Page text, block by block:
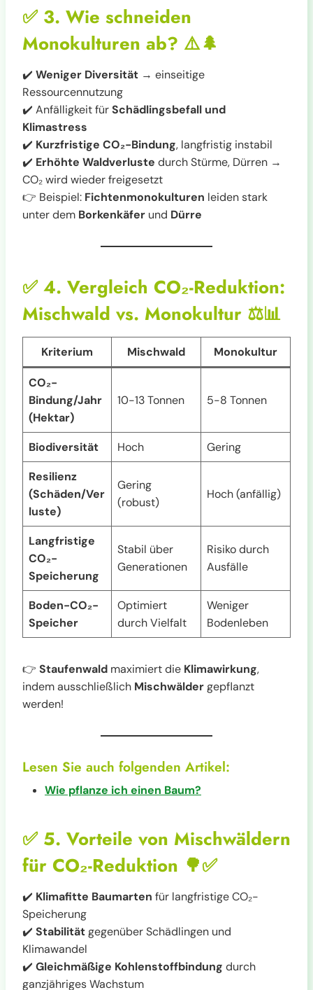
✅ 3. Wie schneiden
Monokulturen ab? ⚠️🌲
✔️ Weniger Diversität → einseitige
Ressourcennutzung
✔️ Anfälligkeit fürSchädlingsbefall und
Klimastress
✔️ Kurzfristige CO₂-Bindung, langfristig instabil
✔️ Erhöhte Waldverluste durch Stürme, Dürren →
CO₂ wird wieder freigesetzt
👉 Beispiel: Fichtenmonokulturen leiden stark
unter dem Borkenkäfer und Dürre
✅4. Vergleich CO₂-Reduktion:
Mischwald vs. Monokultur ⚖️📊
Kriterium Mischwald Monokultur
CO₂-
Bindung/Jahr
(Hektar)
10-13 Tonnen 5-8 Tonnen
Biodiversität Hoch
Gering
Resilienz
(Schäden/Ver
luste)
Gering
(robust)
Hoch (anfällig)
Langfristige
CO₂-
Speicherung
Stabil über
Generationen
Risiko durch
Ausfälle
Boden-CO₂-
Speicher
Optimiert
durch Vielfalt
Weniger
Bodenleben
👉 Staufenwald maximiert die Klimawirkung,
indem ausschließlich Mischwäldergepflanzt
werden!
Lesen Sie auch folgenden Artikel:
Wie pflanze ich einen Baum?
✅ 5. Vorteile von Mischwäldern
für CO₂-Reduktion 🌳✅
✔️ Klimafitte Baumarten für langfristige CO₂-
Speicherung
✔️ Stabilitätgegenüber Schädlingen und
Klimawandel
✔️ Gleichmäßige Kohlenstoffbindung durch
ganzjähriges Wachstum